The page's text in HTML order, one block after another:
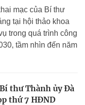
mạc của Bí thư
tại hội thảo khoa
trong quá trình công
tầm nhìn đến năm
thư Thành ủy Đà
thứ 7 HĐND